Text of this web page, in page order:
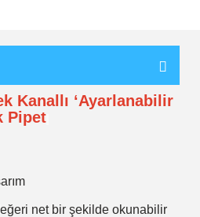
Kanallı ‘Ayarlanabilir
Pipet
net bir şekilde okunabilir